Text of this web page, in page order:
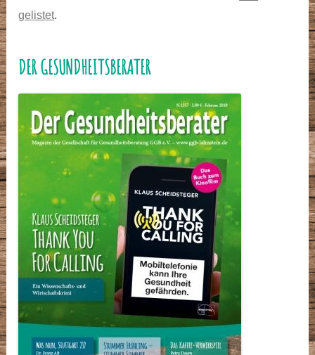
gelistet.
DER GESUNDHEITSBERATER